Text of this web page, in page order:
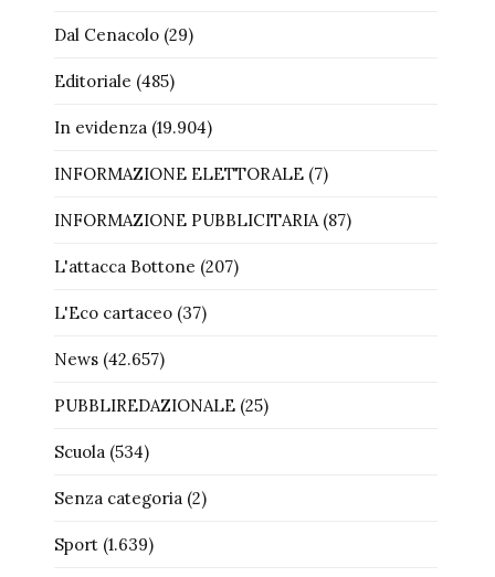
Dal Cenacolo(29)
Editoriale (485)
In evidenza(19.904)
INFORMAZIONE ELETTORALE(7)
INFORMAZIONE PUBBLICITARIA(87)
L'attacca Bottone (207)
L'Eco cartaceo(37)
News(42.657)
PUBBLIREDAZIONALE(25)
Scuola(534)
Senza categoria(2)
Sport(1.639)